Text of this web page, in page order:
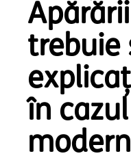
trebuie
în